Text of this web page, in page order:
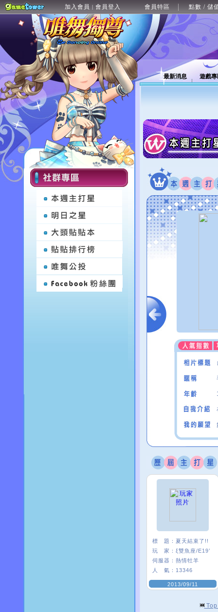
加入會員 | 會員登入 會員特區 點數 / 儲
最新消息 遊戲
標 題： 夏天結束了!!
玩 家： ξ雙魚座/E19’
伺服器： 熱情牡羊
人 氣： 13346
2013/09/11